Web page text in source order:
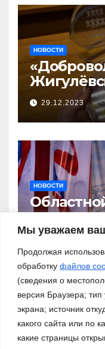
Мы уважаем
Продолжая
обработку файлов
(сведения о
версия Браузера;
экрана; источник
какого сайта или по
какие страницы
НОВОСТИ
29.12.2023
НОВОСТИ
нами –